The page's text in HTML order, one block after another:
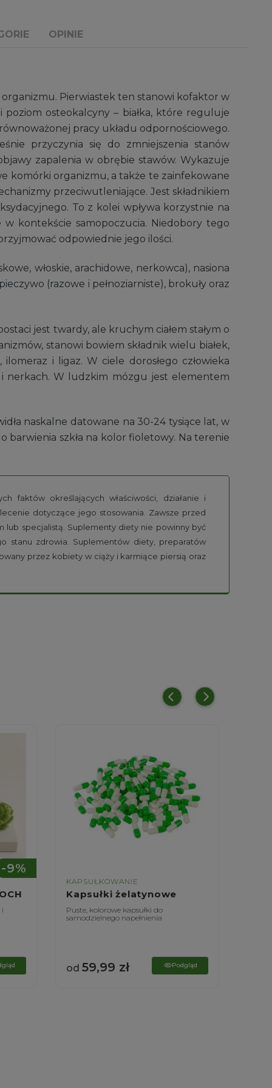
OPINIE
Pierwiastek ten stanowi kofaktor w
osteokalcyny – białka, które reguluje
pracy układu odpornościowego.
przyczynia się do zmniejszenia stanów
zapalenia w obrębie stawów. Wykazuje
komórki organizmu, a także te zainfekowane
przeciwutleniające. Jest składnikiem
To z kolei wpływa korzystnie na
kontekście samopoczucia. Niedobory tego
odpowiednie jego ilości.
włoskie, arachidowe, nerkowca), nasiona
(razowe i pełnoziarniste), brokuły oraz
jest twardy, ale kruchym ciałem stałym o
stanowi bowiem składnik wielu białek,
i ligaz. W ciele dorosłego człowieka
i nerkach. W ludzkim mózgu jest elementem
naskalne datowane na 30-24 tysiące lat, w
barwienia szkła na kolor fioletowy. Na terenie
faktów określających właściwości, działanie i
dotyczące jego stosowania. Zawsze przed
specjalistą. Suplementy diety nie powinny być
stanu zdrowia. Suplementów diety, preparatów
przez kobiety w ciąży i karmiące piersią oraz
i
-9%
KAPSUŁKOWANIE
Kapsułki żelatynowe
Puste, kolorowe kapsułki do
samodzielnego napełnienia
od 59,99 zł Podgląd